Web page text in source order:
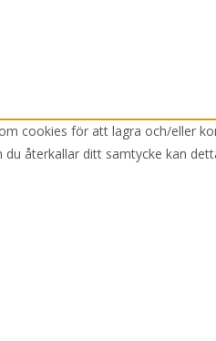
cookies för att lagra och/eller
återkallar ditt samtycke kan